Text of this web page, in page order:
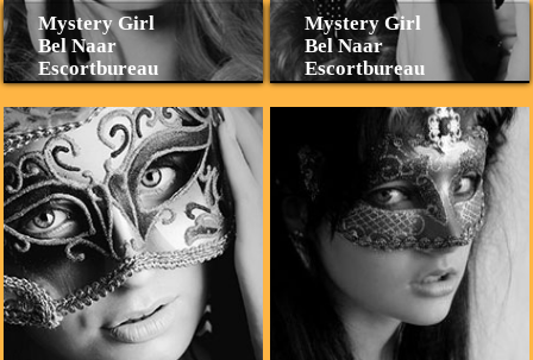
Mystery Girl
Bel Naar
Escortbureau
Mystery Girl
Bel Naar
Escortbureau